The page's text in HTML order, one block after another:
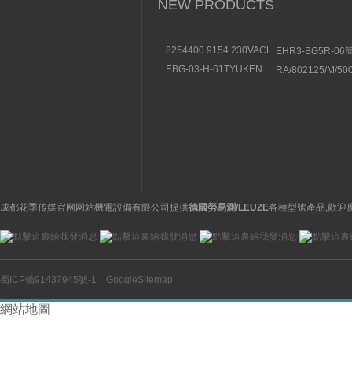
NEW PRODUCTS
8254400.9154.230VACBUSCHJOST
EHR3-BG5R-06
紹豐興TOYOOKI
EBG-03-H-61TYUKEN
RA/802125/M/
成都花季传媒官网网站機電設備有限公司提供德國勞易測/LEUZE各種型號產品,歡迎
蜀ICP備91437945號-1 GoogleSitemap
網站地圖